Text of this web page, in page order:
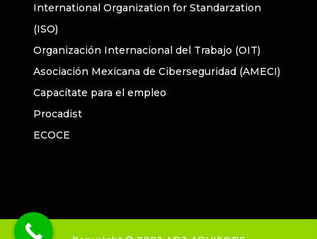
International Organization for Standarzation
(ISO)
Organización Internacional del Trabajo (OIT)
Asociación Mexicana de Ciberseguridad (AMECI)
Capacítate para el empleo
Procadist
ECOCE